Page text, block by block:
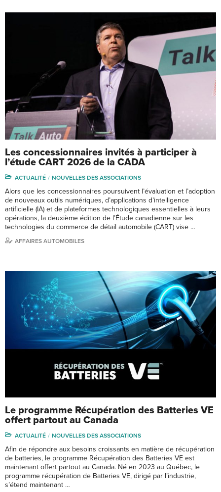
Les concessionnaires invités à participer à
l’étude CART 2026 de la CADA
ACTUALITÉ NOUVELLES DES ASSOCIATIONS
Alors que les concessionnaires poursuivent l’évaluation et l’adoption
de nouveaux outils numériques, d’applications d’intelligence
artificielle (IA) et de plateformes technologiques essentielles à leurs
opérations, la deuxième édition de l’Étude canadienne sur les
technologies du commerce de détail automobile (CART) vise …
AFFAIRES AUTOMOBILES
Le programme Récupération des Batteries VE
offert partout au Canada
ACTUALITÉ NOUVELLES DES ASSOCIATIONS
Afin de répondre aux besoins croissants en matière de récupération
de batteries, le programme Récupération des Batteries VE est
maintenant offert partout au Canada. Né en 2023 au Québec, le
programme récupération de Batteries VE, dirigé par l’industrie,
s’étend maintenant …